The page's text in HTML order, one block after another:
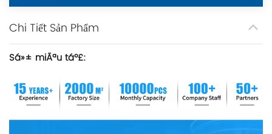
Chi Tiết Sản Phẩm
Sá»± miÃªu táº£: